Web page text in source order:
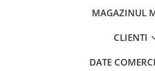
MAGAZINUL
CLIENTI
DATE